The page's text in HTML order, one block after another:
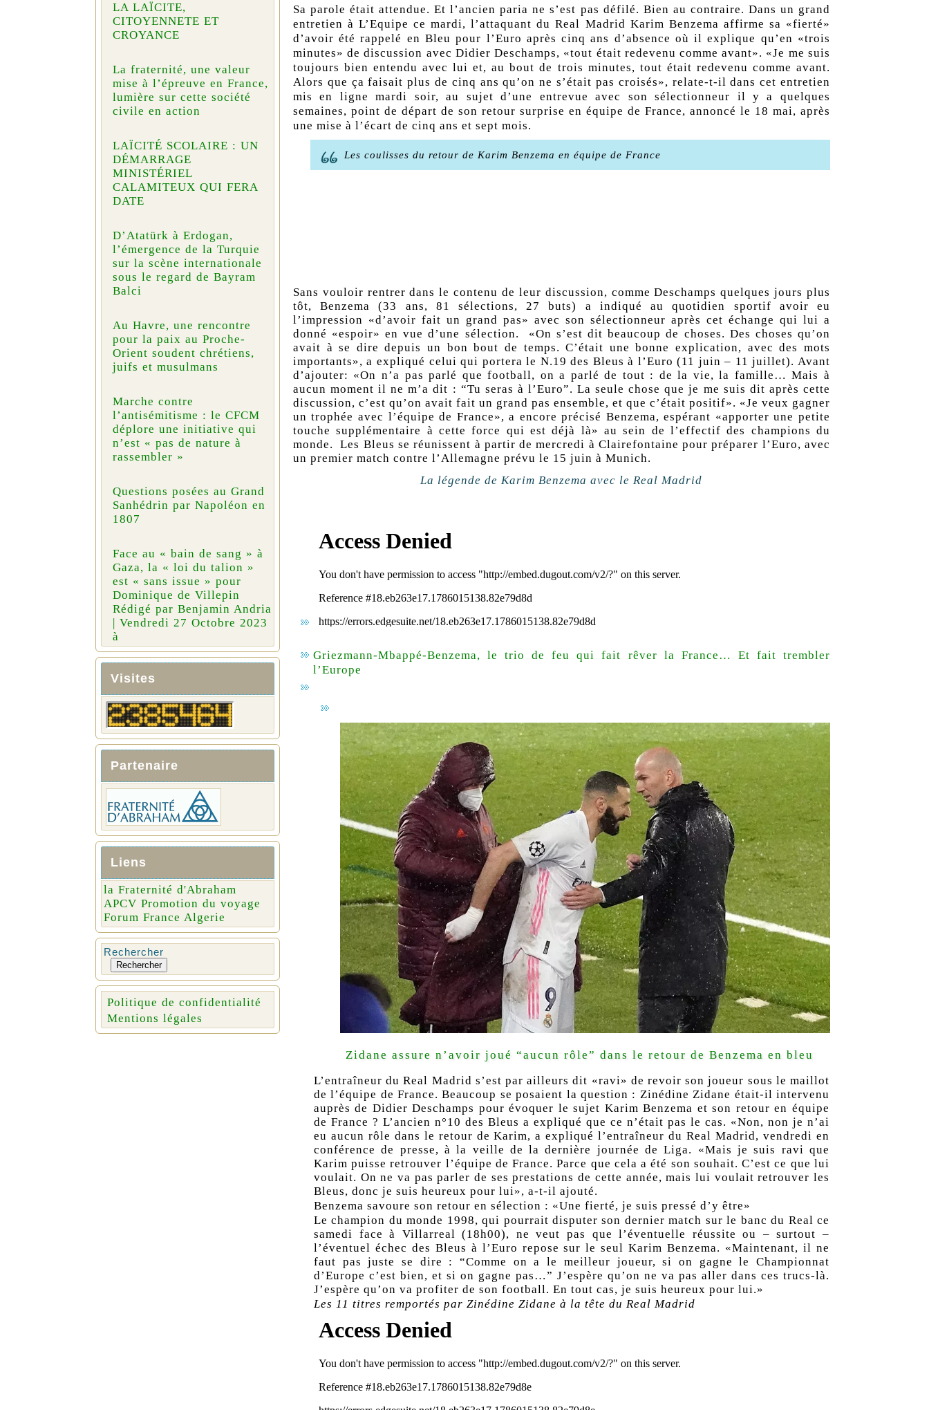
LA LAÏCITE,
CITOYENNETE ET
CROYANCE
La fraternité, une valeur
mise à l’épreuve en France,
lumière sur cette société
civile en action
LAÏCITÉ SCOLAIRE : UN
DÉMARRAGE
MINISTÉRIEL
CALAMITEUX QUI FERA
DATE
D’Atatürk à Erdogan,
l’émergence de la Turquie
sur la scène internationale
sous le regard de Bayram
Balci
Au Havre, une rencontre
pour la paix au Proche-
Orient soudent chrétiens,
juifs et musulmans
Marche contre
l’antisémitisme : le CFCM
déplore une initiative qui
n’est « pas de nature à
rassembler »
Questions posées au Grand
Sanhédrin par Napoléon en
1807
Face au « bain de sang » à
Gaza, la « loi du talion »
est « sans issue » pour
Dominique de Villepin
Rédigé par Benjamin Andria
| Vendredi 27 Octobre 2023
à
Visites
Partenaire
Liens
la Fraternité d'Abraham
APCV Promotion du voyage
Forum France Algerie
Rechercher
Rechercher
Politique de confidentialité
Mentions légales
Sa parole était attendue. Et l’ancien paria ne s’est pas défilé. Bien au contraire. Dans un grand
entretien àL’Equipe ce mardi, l’attaquant du Real Madrid Karim Benzema affirme sa «fierté»
d’avoir été rappelé en Bleu pour l’Euro après cinq ans d’absence où il explique qu’en «trois
minutes» de discussion avec Didier Deschamps, «tout était redevenu comme avant». «Je me suis
toujours bien entendu avec lui et, au bout de trois minutes, tout était redevenu comme avant.
Alors que ça faisait plus de cinq ans qu’on ne s’était pas croisés», relate-t-il dans cet entretien
mis en ligne mardi soir, au sujet d’une entrevue avec son sélectionneur il y a quelques
semaines, point de départ de son retour surprise en équipe de France, annoncé le 18 mai, après
une mise à l’écart de cinq ans et sept mois.
Les coulisses du retour de Karim Benzema en équipe de France
Sans vouloir rentrer dans le contenu de leur discussion, comme Deschamps quelques jours plus
tôt, Benzema (33 ans, 81 sélections, 27 buts) a indiqué au quotidien sportif avoir eu
l’impression «d’avoir fait un grand pas» avec son sélectionneur après cet échange qui lui a
donné «espoir» en vue d’une sélection. «On s’est dit beaucoup de choses. Des choses qu’on
avait à se dire depuis un bon bout de temps. C’était une bonne explication, avec des mots
importants», a expliqué celui qui portera le N.19 des Bleus à l’Euro (11 juin – 11 juillet). Avant
d’ajouter: «On n’a pas parlé que football, on a parlé de tout : de la vie, la famille… Mais à
aucun moment il ne m’a dit : “Tu seras à l’Euro”. La seule chose que je me suis dit après cette
discussion, c’est qu’on avait fait un grand pas ensemble, et que c’était positif». «Je veux gagner
un trophée avec l’équipe de France», a encore précisé Benzema, espérant «apporter une petite
touche supplémentaire à cette force qui est déjà là» au sein de l’effectif des champions du
monde. Les Bleus se réunissent à partir de mercredi à Clairefontaine pour préparer l’Euro, avec
un premier match contre l’Allemagne prévu le 15 juin à Munich.
La légende de Karim Benzema avec le Real Madrid
Griezmann-Mbappé-Benzema, le trio de feu qui fait rêver la France… Et fait trembler
l’Europe
Zidane assure n’avoir joué “aucun rôle” dans le retour de Benzema en bleu
L’entraîneur du Real Madrid s’est par ailleurs dit «ravi» de revoir son joueur sous le maillot
de l’équipe de France. Beaucoup se posaient la question : Zinédine Zidane était-il intervenu
auprès de Didier Deschamps pour évoquer le sujet Karim Benzema et son retour en équipe
de France ? L’ancien n°10 des Bleus a expliqué que ce n’était pas le cas. «Non, non je n’ai
eu aucun rôle dans le retour de Karim, a expliqué l’entraîneur du Real Madrid, vendredi en
conférence de presse, à la veille de la dernière journée de Liga. «Mais je suis ravi que
Karim puisse retrouver l’équipe de France. Parce que cela a été son souhait. C’est ce que lui
voulait. On ne va pas parler de ses prestations de cette année, mais lui voulait retrouver les
Bleus, donc je suis heureux pour lui», a-t-il ajouté.
Benzema savoure son retour en sélection : «Une fierté, je suis pressé d’y être»
Le champion du monde 1998, qui pourrait disputer son dernier match sur le banc du Real ce
samedi face à Villarreal (18h00), ne veut pas que l’éventuelle réussite ou – surtout –
l’éventuel échec des Bleus à l’Euro repose sur le seul Karim Benzema. «Maintenant, il ne
faut pas juste se dire : “Comme on a le meilleur joueur, si on gagne le Championnat
d’Europe c’est bien, et si on gagne pas…” J’espère qu’on ne va pas aller dans ces trucs-là.
J’espère qu’on va profiter de son football. En tout cas, je suis heureux pour lui.»
Les 11 titres remportés par Zinédine Zidane à la tête du Real Madrid